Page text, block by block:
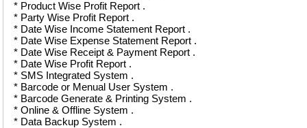
* Product Wise Profit Report .
* Party Wise Profit Report .
* Date Wise Income Statement Report .
* Date Wise Expense Statement Report .
* Date Wise Receipt & Payment Report .
* Date Wise Profit Report .
* SMS Integrated System .
* Barcode or Menual User System .
* Barcode Generate & Printing System .
* Online & Offline System .
* Data Backup System .